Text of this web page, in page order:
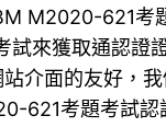
M2020-621考
來獲取通認證
介面的友好，
621考題考試認